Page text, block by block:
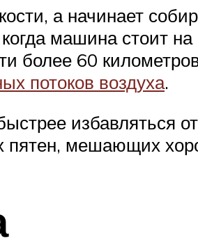
а начинает
машина стоит
более 60
потоков воздуха.
избавляться
пятен, мешающих